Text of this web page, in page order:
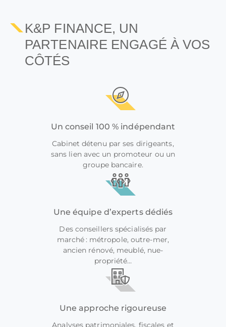
K&P FINANCE, UN
PARTENAIRE ENGAGÉ À VOS
CÔTÉS
Un conseil 100 % indépendant
Cabinet détenu par ses dirigeants,
sans lien avec un promoteur ou un
groupe bancaire.
Une équipe d’experts dédiés
Des conseillers spécialisés par
marché : métropole, outre-mer,
ancien rénové, meublé, nue-
propriété…
Une approche rigoureuse
Analyses patrimoniales, fiscales et